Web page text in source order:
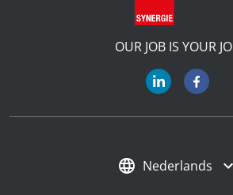
OUR JOB IS YOUR
Nederlands